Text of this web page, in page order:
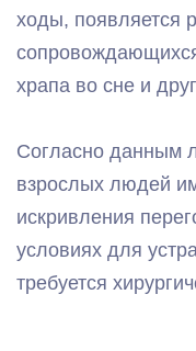
ходы, появляется
храпа во сне и
Согласно данным
взрослых людей
искривления
условиях для
требуется